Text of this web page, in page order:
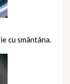
cu smântâna.